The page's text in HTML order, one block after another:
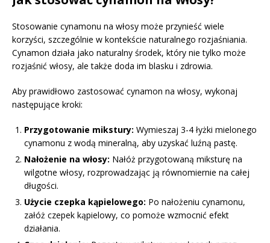
Stosowanie cynamonu na włosy może przynieść wiele
korzyści, szczególnie w kontekście naturalnego rozjaśniania.
Cynamon działa jako naturalny środek, który nie tylko może
rozjaśnić włosy, ale także doda im blasku i zdrowia.
Aby prawidłowo zastosować cynamon na włosy, wykonaj
następujące kroki:
Przygotowanie mikstury: Wymieszaj 3-4 łyżki mielonego
cynamonu z wodą mineralną, aby uzyskać luźną pastę.
Nałożenie na włosy: Nałóż przygotowaną miksturę na
wilgotne włosy, rozprowadzając ją równomiernie na całej
długości.
Użycie czepka kąpielowego: Po nałożeniu cynamonu,
załóż czepek kąpielowy, co pomoże wzmocnić efekt
działania.